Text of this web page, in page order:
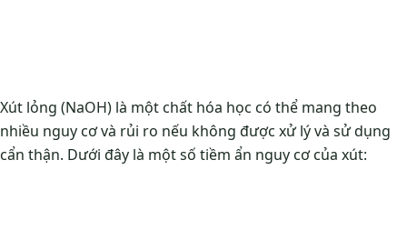
Xút lỏng (NaOH) là một chất hóa học có thể mang theo
nhiều nguy cơ và rủi ro nếu không được xử lý và sử dụng
cẩn thận. Dưới đây là một số tiềm ẩn nguy cơ của xút: